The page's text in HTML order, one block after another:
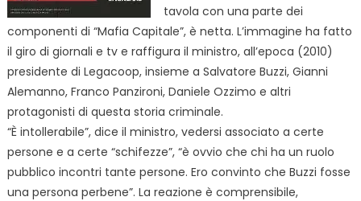
tavola con una parte dei
componenti di “Mafia Capitale”, è netta. L’immagine ha fatto
il giro di giornali e tv e raffigura il ministro, all’epoca (2010)
presidente di Legacoop, insieme a Salvatore Buzzi, Gianni
Alemanno, Franco Panzironi, Daniele Ozzimo e altri
protagonisti di questa storia criminale.
“È intollerabile”, dice il ministro, vedersi associato a certe
persone e a certe “schifezze”, “è ovvio che chi ha un ruolo
pubblico incontri tante persone. Ero convinto che Buzzi fosse
una persona perbene”. La reazione è comprensibile,